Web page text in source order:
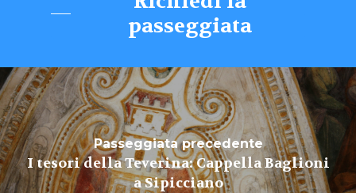
passeggiata
Passeggiata precedente
I tesori della Teverina: Cappella Baglioni
a Sipicciano